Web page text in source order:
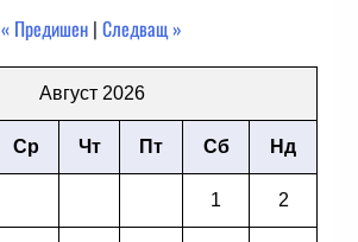
« Предишен | Следващ »
Август 2026
Ср Чт Пт Сб Нд
1 2